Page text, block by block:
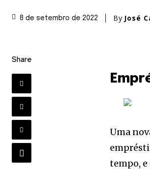
8 de setembro de 2022 By José
Share
Uma
tempo, e